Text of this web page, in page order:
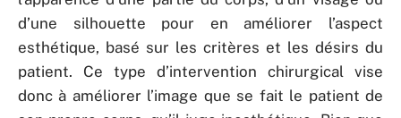
d’une silhouette pour en améliorer l’aspect
esthétique, basé sur les critères et les désirs du
patient. Ce type d’intervention chirurgical vise
donc à améliorer l’image que se fait le patient de